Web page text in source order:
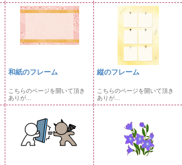
和紙のフレーム
こちらのページを開いて頂き
ありが...
縦のフレーム
こちらのページを開いて頂き
ありが...